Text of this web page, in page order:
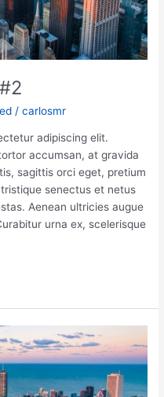
/carlosmr
adipiscing elit.
accumsan, at gravida
sagittis orci eget, pretium
senectus et netus
Aenean ultricies augue
urna ex, scelerisque